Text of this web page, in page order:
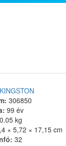
KINGSTON
306850
99 év
0.05 kg
× 5,72 × 17,15 cm
32